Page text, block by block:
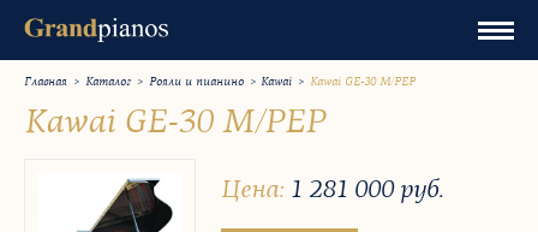
Главная > Каталог > Рояли и пианино > Kawai > Kawai GE-30 M/PEP
Kawai GE-30 M/PEP
Цена: 1 281 000 руб.